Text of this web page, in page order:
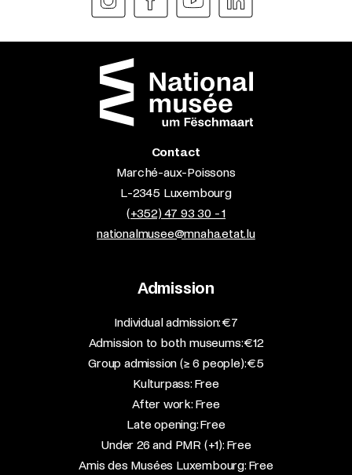
Contact
Marché-aux-Poissons
L-2345 Luxembourg
(+352) 47 93 30 - 1
nationalmusee@mnaha.etat.lu
Admission
​Individual admission: €7​
Admission to both museums: €12​
Group admission (≥ 6 people): €5​
Kulturpass: Free​
After work: Free​
Late opening: Free​
Under 26 and PMR (+1): Free​
Amis des Musées Luxembourg: Free​